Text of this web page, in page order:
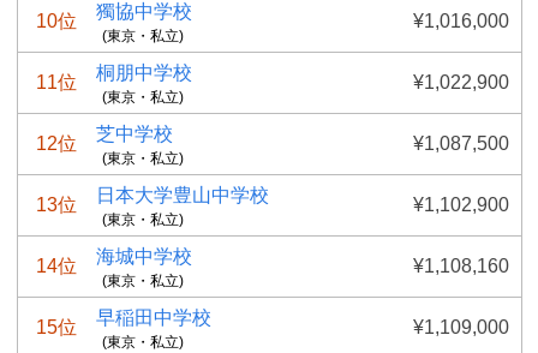
10位 獨協中学校
(東京・私立)
¥1,016,000
11位 桐朋中学校
(東京・私立)
¥1,022,900
12位 芝中学校
(東京・私立)
¥1,087,500
13位 日本大学豊山中学校
(東京・私立)
¥1,102,900
14位 海城中学校
(東京・私立)
¥1,108,160
15位 早稲田中学校
(東京・私立)
¥1,109,000